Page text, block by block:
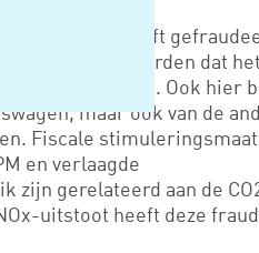
Volkswagen heeft
bekend geworden dat
benzineauto’s. Ook hier
maar ook van de
Fiscale
en verlaagde
zijn gerelateerd aan de
uitstoot heeft deze